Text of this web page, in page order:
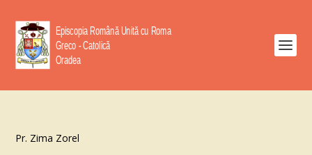
Pr. Zima Zorel